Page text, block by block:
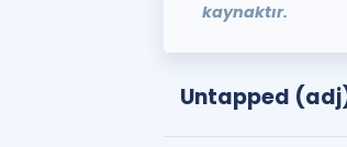
kaynaktır.
Untapped